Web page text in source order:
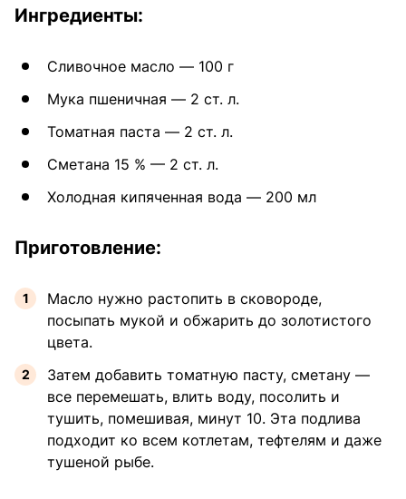
Ингредиенты:
Сливочное масло — 100 г
Мука пшеничная — 2 ст. л.
Томатная паста — 2 ст. л.
Сметана 15 % — 2 ст. л.
Холодная кипяченная вода — 200 мл
Приготовление:
Масло нужно растопить в сковороде,
посыпать мукой и обжарить до золотистого
цвета.
Затем добавить томатную пасту, сметану —
все перемешать, влить воду, посолить и
тушить, помешивая, минут 10. Эта подлива
подходит ко всем котлетам, тефтелям и даже
тушеной рыбе.